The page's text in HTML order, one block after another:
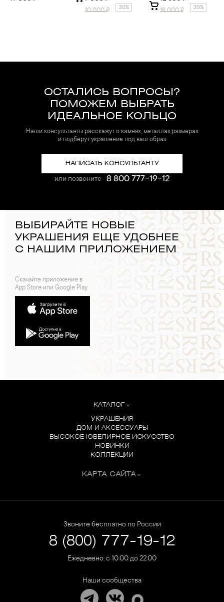
10 000₽ 30% 18 000₽ 30%
ОСТАЛИСЬ ВОПРОСЫ?
ПОМОЖЕМ ВЫБРАТЬ
ИДЕАЛЬНОЕ КОЛЬЦО
Наши консультанты расскажут о камнях, металлах,размерах
и подберут украшение под ваш образ
НАПИСАТЬ КОНСУЛЬТАНТУ
или позвоните 8 800 777-19-12
ВЫБИРАЙТЕ НОВЫЕ
УКРАШЕНИЯ ЕЩЕ УДОБНЕЕ
С НАШИМ ПРИЛОЖЕНИЕМ
Скачайте приложение в
App Store или Google Play:
КАТАЛОГ
УКРАШЕНИЯ
ДОМ И АКСЕССУАРЫ
ВЫСОКОЕ ЮВЕЛИРНОЕ ИСКУССТВО
НОВИНКИ
КОЛЛЕКЦИИ
КАРТА САЙТА
Звоните бесплатно по России
8 (800) 777-19-12
Ежедневно: с 10:00 до 22:00
Наши сообщества